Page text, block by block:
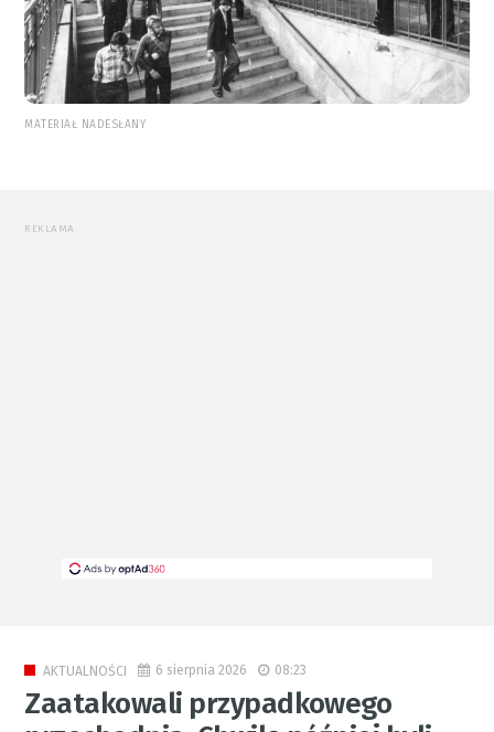
MATERIAŁ NADESŁANY
REKLAMA
AKTUALNOŚCI 6 sierpnia 2026 08:23
Zaatakowali przypadkowego